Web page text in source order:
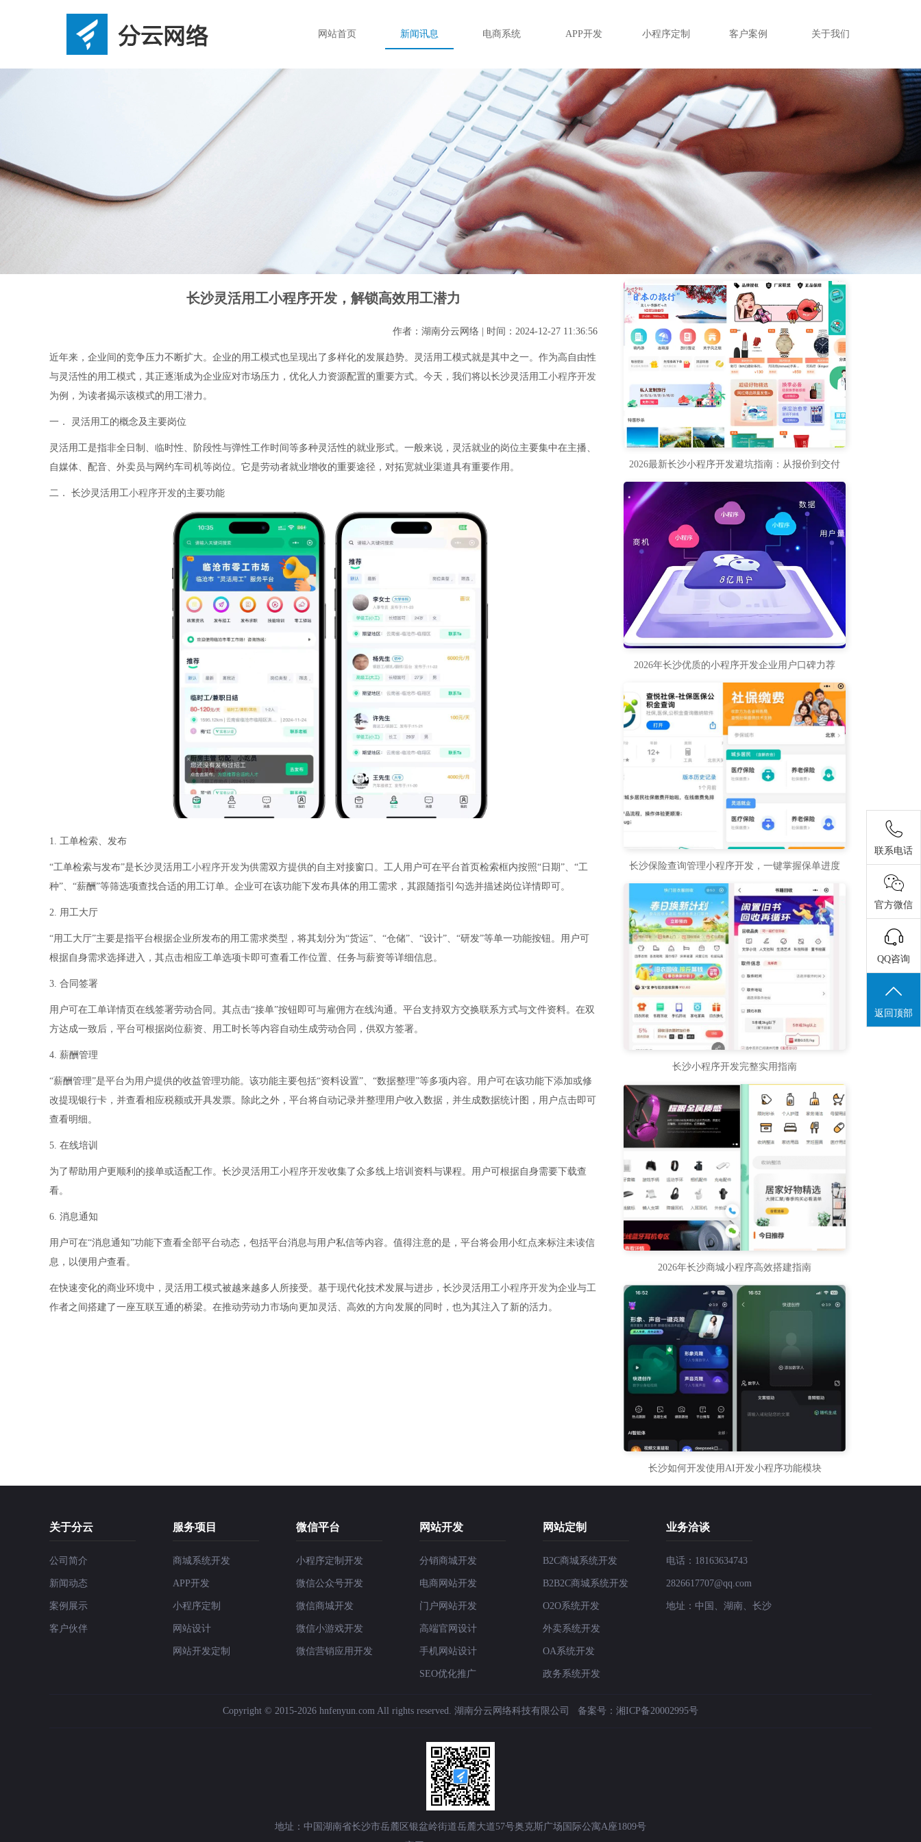
网站首页 新闻讯息 电商系统 APP开发 小程序定制 客户案例 关于我们
长沙灵活用工小程序开发，解锁高效用工潜力
作者：湖南分云网络 | 时间：2024-12-27 11:36:56
近年来，企业间的竞争压力不断扩大。企业的用工模式也呈现出了多样化的发展趋势。灵活用工模式就是其中之一。作为高自由性
与灵活性的用工模式，其正逐渐成为企业应对市场压力，优化人力资源配置的重要方式。今天，我们将以长沙灵活用工小程序开发
为例，为读者揭示该模式的用工潜力。
一． 灵活用工的概念及主要岗位
灵活用工是指非全日制、临时性、阶段性与弹性工作时间等多种灵活性的就业形式。一般来说，灵活就业的岗位主要集中在主播、
自媒体、配音、外卖员与网约车司机等岗位。它是劳动者就业增收的重要途径，对拓宽就业渠道具有重要作用。
二． 长沙灵活用工小程序开发的主要功能
1. 工单检索、发布
“工单检索与发布”是长沙灵活用工小程序开发为供需双方提供的自主对接窗口。工人用户可在平台首页检索框内按照“日期”、“工
种”、“薪酬”等筛选项查找合适的用工订单。企业可在该功能下发布具体的用工需求，其跟随指引勾选并描述岗位详情即可。
2. 用工大厅
“用工大厅”主要是指平台根据企业所发布的用工需求类型，将其划分为“货运”、“仓储”、“设计”、“研发”等单一功能按钮。用户可
根据自身需求选择进入，其点击相应工单选项卡即可查看工作位置、任务与薪资等详细信息。
3. 合同签署
用户可在工单详情页在线签署劳动合同。其点击“接单”按钮即可与雇佣方在线沟通。平台支持双方交换联系方式与文件资料。在双
方达成一致后，平台可根据岗位薪资、用工时长等内容自动生成劳动合同，供双方签署。
4. 薪酬管理
“薪酬管理”是平台为用户提供的收益管理功能。该功能主要包括“资料设置”、“数据整理”等多项内容。用户可在该功能下添加或修
改提现银行卡，并查看相应税额或开具发票。除此之外，平台将自动记录并整理用户收入数据，并生成数据统计图，用户点击即可
查看明细。
5. 在线培训
为了帮助用户更顺利的接单或适配工作。长沙灵活用工小程序开发收集了众多线上培训资料与课程。用户可根据自身需要下载查
看。
6. 消息通知
用户可在“消息通知”功能下查看全部平台动态，包括平台消息与用户私信等内容。值得注意的是，平台将会用小红点来标注未读信
息，以便用户查看。
在快速变化的商业环境中，灵活用工模式被越来越多人所接受。基于现代化技术发展与进步，长沙灵活用工小程序开发为企业与工
作者之间搭建了一座互联互通的桥梁。在推动劳动力市场向更加灵活、高效的方向发展的同时，也为其注入了新的活力。
2026最新长沙小程序开发避坑指南：从报价到交付
2026年长沙优质的小程序开发企业用户口碑力荐
长沙保险查询管理小程序开发，一键掌握保单进度
长沙小程序开发完整实用指南
2026年长沙商城小程序高效搭建指南
长沙如何开发使用AI开发小程序功能模块
关于分云
公司简介
新闻动态
案例展示
客户伙伴
服务项目
商城系统开发
APP开发
小程序定制
网站设计
网站开发定制
微信平台
小程序定制开发
微信公众号开发
微信商城开发
微信小游戏开发
微信营销应用开发
网站开发
分销商城开发
电商网站开发
门户网站开发
高端官网设计
手机网站设计
SEO优化推广
网站定制
B2C商城系统开发
B2B2C商城系统开发
O2O系统开发
外卖系统开发
OA系统开发
政务系统开发
业务洽谈
电话：18163634743
2826617707@qq.com
地址：中国、湖南、长沙
Copyright © 2015-2026 hnfenyun.com All rights reserved. 湖南分云网络科技有限公司 备案号： 湘ICP备20002995号
地址：中国湖南省长沙市岳麓区银盆岭街道岳麓大道57号奥克斯广场国际公寓A座1809号
联系电话
官方微信
QQ咨询
返回顶部